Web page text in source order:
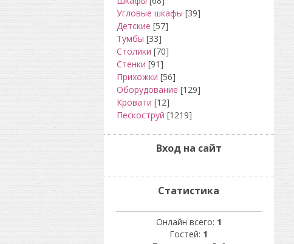
Угловые шкафы [39]
Детские [57]
Тумбы [33]
Столики [70]
Стенки [91]
Прихожки [56]
Оборудование [129]
Кровати [12]
Пескоструй [1219]
Вход на сайт
Статистика
Онлайн всего: 1
Гостей: 1